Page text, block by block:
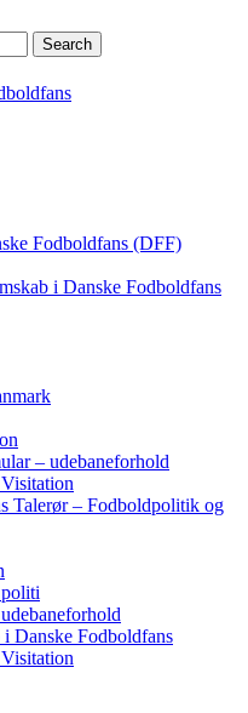
Search
Fodboldfans (DFF)
i Danske Fodboldfans
– udebaneforhold
Talerør – Fodboldpolitik og
Danske Fodboldfans